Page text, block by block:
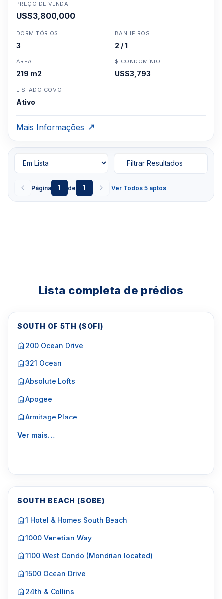
PREÇO DE VENDA
US$3,800,000
DORMITÓRIOS
3
BANHEIROS
2 / 1
ÁREA
219 m2
$ CONDOMÍNIO
US$3,793
LISTADO COMO
Ativo
Mais Informações
Página 1 de 1 Ver Todos 5 aptos
Filtrar Resultados
Lista completa de prédios
SOUTH OF 5TH (SOFI)
200 Ocean Drive
321 Ocean
Absolute Lofts
Apogee
Armitage Place
Ver mais…
SOUTH BEACH (SOBE)
1 Hotel & Homes South Beach
1000 Venetian Way
1100 West Condo (Mondrian located)
1500 Ocean Drive
24th & Collins